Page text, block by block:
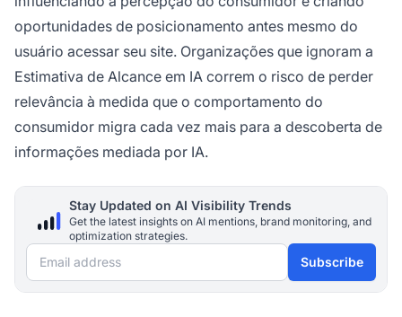
oportunidades de posicionamento antes mesmo do
usuário acessar seu site. Organizações que ignoram a
Estimativa de Alcance em IA correm o risco de perder
relevância à medida que o comportamento do
consumidor migra cada vez mais para a descoberta de
informações mediada por IA.
Stay Updated on AI Visibility Trends
Get the latest insights on AI mentions, brand monitoring, and
optimization strategies.
Email address Subscribe